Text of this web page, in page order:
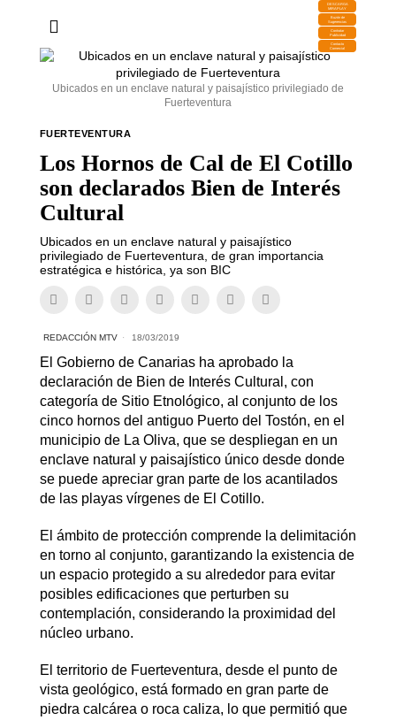
DESCARGA
MIRAPLAY
Buzón de
Sugerencias
Contratar
Publicidad
Contacto
Comercial
Ubicados en un enclave natural y paisajístico privilegiado de
Fuerteventura
FUERTEVENTURA
Los Hornos de Cal de El Cotillo
son declarados Bien de Interés
Cultural
Ubicados en un enclave natural y paisajístico
privilegiado de Fuerteventura, de gran importancia
estratégica e histórica, ya son BIC
REDACCIÓN MTV 18/03/2019
El Gobierno de Canarias ha aprobado la
declaración de Bien de Interés Cultural, con
categoría de Sitio Etnológico, al conjunto de los
cinco hornos del antiguo Puerto del Tostón, en el
municipio de La Oliva, que se despliegan en un
enclave natural y paisajístico único desde donde
se puede apreciar gran parte de los acantilados
de las playas vírgenes de El Cotillo.
El ámbito de protección comprende la delimitación
en torno al conjunto, garantizando la existencia de
un espacio protegido a su alrededor para evitar
posibles edificaciones que perturben su
contemplación, considerando la proximidad del
núcleo urbano.
El territorio de Fuerteventura, desde el punto de
vista geológico, está formado en gran parte de
piedra calcárea o roca caliza, lo que permitió que